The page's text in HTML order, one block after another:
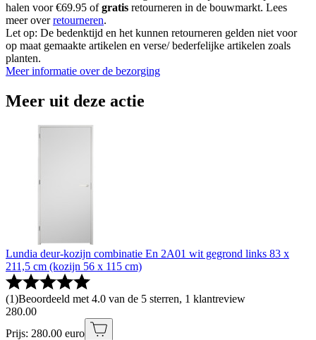
halen voor €69.95 ofgratis retourneren in de bouwmarkt. Lees
meer overretourneren.
Let op: De bedenktijd en het kunnen retourneren gelden niet voor
op maat gemaakte artikelen en verse/ bederfelijke artikelen zoals
planten.
Meer informatie over de bezorging
Meer uit deze actie
Lundia deur-kozijn combinatie En 2A01 wit gegrond links 83 x
211,5 cm (kozijn 56 x 115 cm)
(1)Beoordeeld met 4.0 van de 5 sterren, 1 klantreview
280.00
Prijs: 280.00 euro